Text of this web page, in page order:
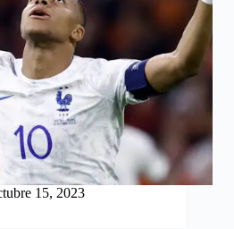
15, 2023